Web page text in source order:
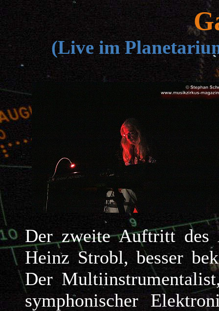
(Live im
Der zweite Auftritt des
Heinz Strobl, besser
Der
symphonischer